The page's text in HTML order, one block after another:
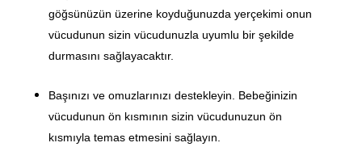
göğsünüzün üzerine koyduğunuzda yerçekimi onun
vücudunun sizin vücudunuzla uyumlu bir şekilde
durmasını sağlayacaktır.
Başınızı ve omuzlarınızı destekleyin. Bebeğinizin
vücudunun ön kısmının sizin vücudunuzun ön
kısmıyla temas etmesini sağlayın.